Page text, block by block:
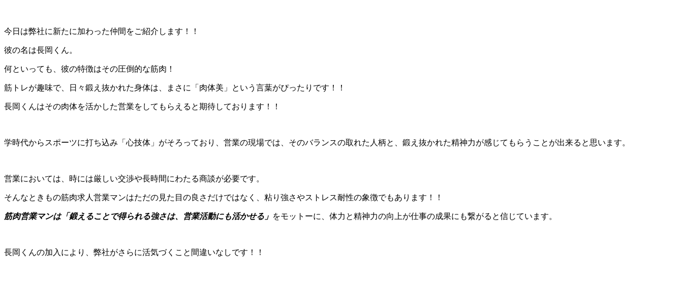
今日は弊社に新たに加わった仲間をご紹介します！！
彼の名は長岡くん。
何といっても、彼の特徴はその圧倒的な筋肉！
筋トレが趣味で、日々鍛え抜かれた身体は、まさに「肉体美」という言葉がぴったりです！！
長岡くんはその肉体を活かした営業をしてもらえると期待しております！！
学時代からスポーツに打ち込み「心技体」がそろっており、営業の現場では、そのバランスの取れた人柄と、鍛え抜かれた精神力が感じてもらうことが出来ると思います。
営業においては、時には厳しい交渉や長時間にわたる商談が必要です。
そんなときもの筋肉求人営業マンはただの見た目の良さだけではなく、粘り強さやストレス耐性の象徴でもあります！！
筋肉営業マンは「鍛えることで得られる強さは、営業活動にも活かせる」 をモットーに、体力と精神力の向上が仕事の成果にも繋がると信じています。
長岡くんの加入により、弊社がさらに活気づくこと間違いなしです！！